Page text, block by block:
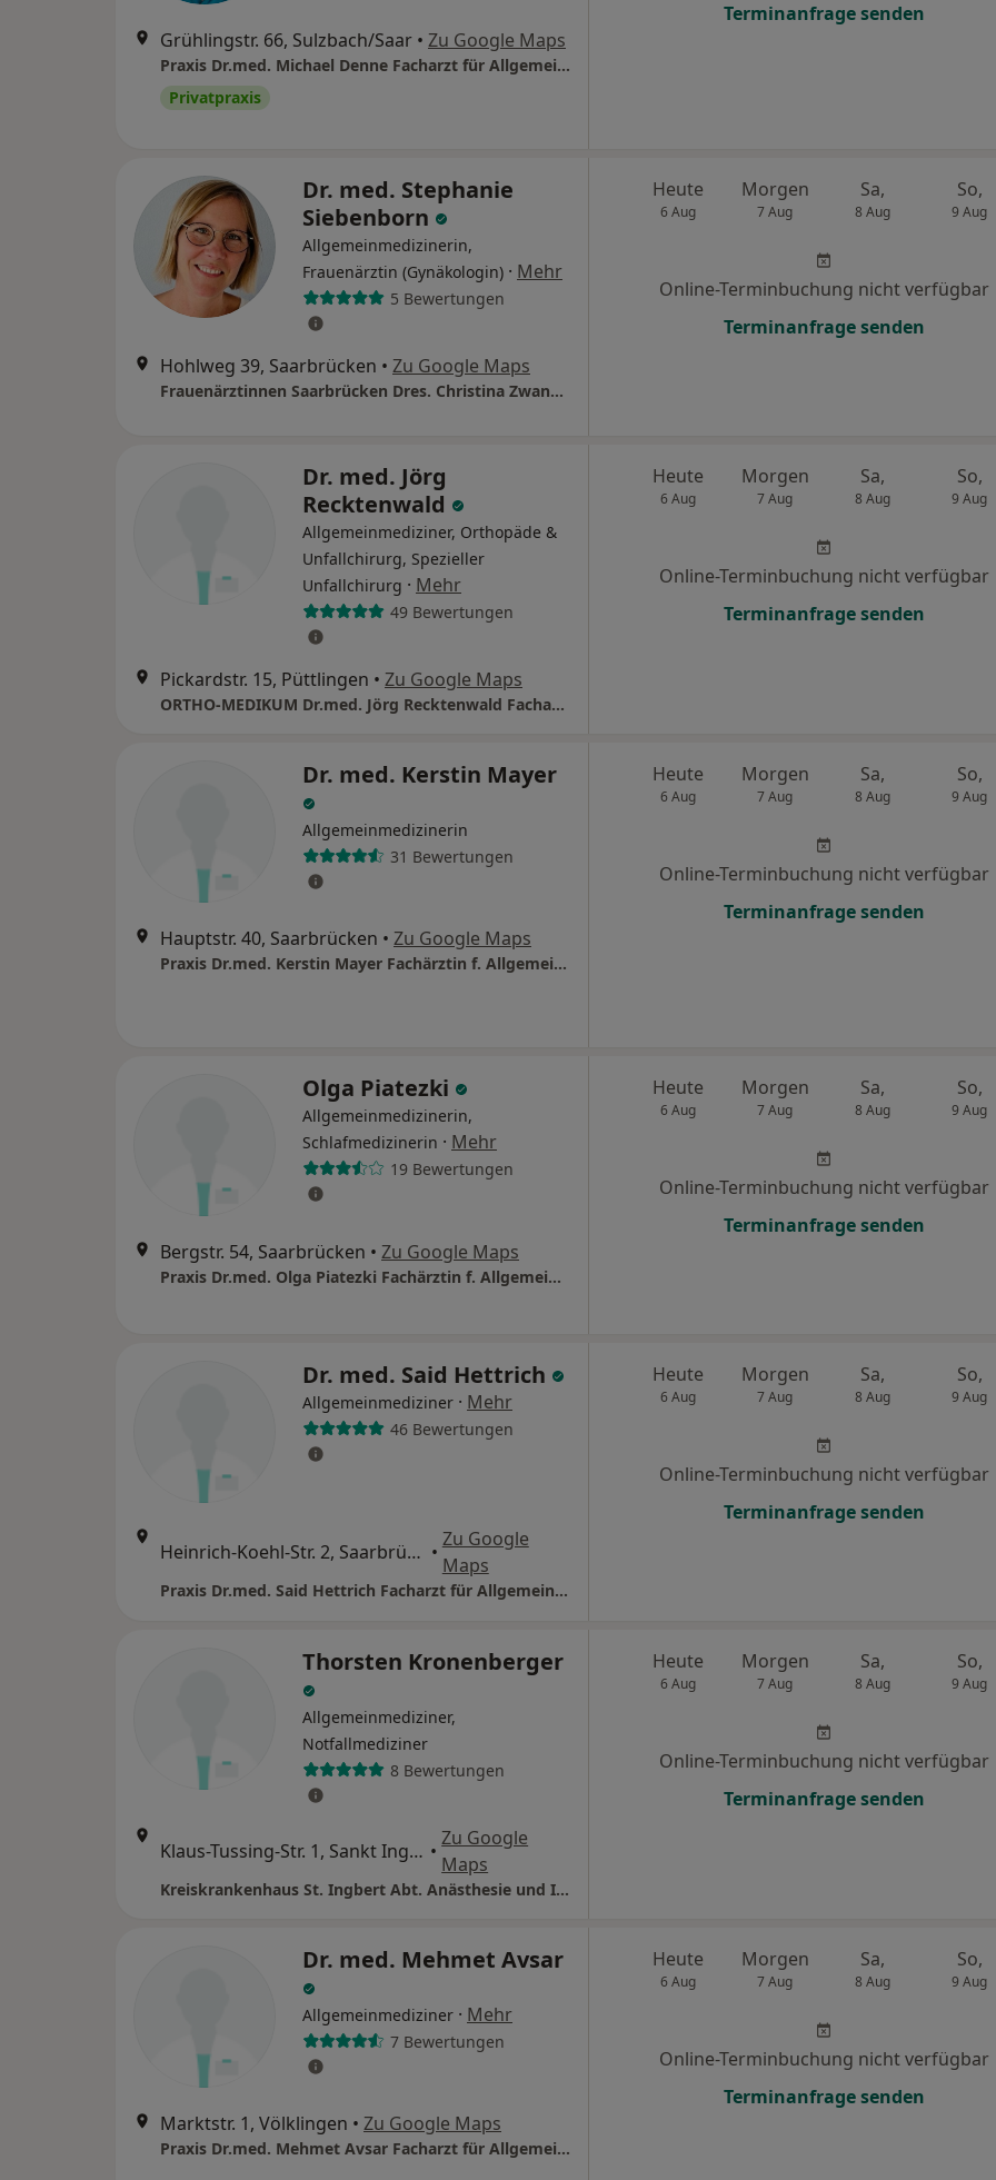
Grühlingstr. 66, Sulzbach/Saar • Zu Google Maps
Praxis Dr.med. Michael Denne Facharzt für Allgemeinmedizin
Privatpraxis
Terminanfrage senden
Dr. med. Stephanie
Siebenborn
Allgemeinmedizinerin,
Frauenärztin (Gynäkologin) · Mehr
5 Bewertungen
Hohlweg 39, Saarbrücken • Zu Google Maps
Frauenärztinnen Saarbrücken Dres. Christina Zwank-Koebnick und Stephanie Siebenborn
Heute
6 Aug
Morgen
7 Aug
Sa,
8 Aug
So,
9 Aug
Online-Terminbuchung nicht verfügbar
Terminanfrage senden
Dr. med. Jörg
Recktenwald
Allgemeinmediziner, Orthopäde &
Unfallchirurg, Spezieller
Unfallchirurg · Mehr
49 Bewertungen
Pickardstr. 15, Püttlingen • Zu Google Maps
ORTHO-MEDIKUM Dr.med. Jörg Recktenwald Facharzt für Orthopädie
Heute
6 Aug
Morgen
7 Aug
Sa,
8 Aug
So,
9 Aug
Online-Terminbuchung nicht verfügbar
Terminanfrage senden
Dr. med. Kerstin Mayer
Allgemeinmedizinerin
31 Bewertungen
Hauptstr. 40, Saarbrücken • Zu Google Maps
Praxis Dr.med. Kerstin Mayer Fachärztin f. Allgemeinmedizin
Heute
6 Aug
Morgen
7 Aug
Sa,
8 Aug
So,
9 Aug
Online-Terminbuchung nicht verfügbar
Terminanfrage senden
Olga Piatezki
Allgemeinmedizinerin,
Schlafmedizinerin · Mehr
19 Bewertungen
Bergstr. 54, Saarbrücken • Zu Google Maps
Praxis Dr.med. Olga Piatezki Fachärztin f. Allgemeinmedizin
Heute
6 Aug
Morgen
7 Aug
Sa,
8 Aug
So,
9 Aug
Online-Terminbuchung nicht verfügbar
Terminanfrage senden
Dr. med. Said Hettrich
Allgemeinmediziner · Mehr
46 Bewertungen
Heinrich-Koehl-Str. 2, Saarbrücken •
Zu Google
Maps
Praxis Dr.med. Said Hettrich Facharzt für Allgemeinmedizin
Heute
6 Aug
Morgen
7 Aug
Sa,
8 Aug
So,
9 Aug
Online-Terminbuchung nicht verfügbar
Terminanfrage senden
Thorsten Kronenberger
Allgemeinmediziner,
Notfallmediziner
8 Bewertungen
Klaus-Tussing-Str. 1, Sankt Ingbert •
Zu Google
Maps
Kreiskrankenhaus St. Ingbert Abt. Anästhesie und Intensivmedizin
Heute
6 Aug
Morgen
7 Aug
Sa,
8 Aug
So,
9 Aug
Online-Terminbuchung nicht verfügbar
Terminanfrage senden
Dr. med. Mehmet Avsar
Allgemeinmediziner · Mehr
7 Bewertungen
Marktstr. 1, Völklingen • Zu Google Maps
Praxis Dr.med. Mehmet Avsar Facharzt für Allgemeinmedizin
Heute
6 Aug
Morgen
7 Aug
Sa,
8 Aug
So,
9 Aug
Online-Terminbuchung nicht verfügbar
Terminanfrage senden